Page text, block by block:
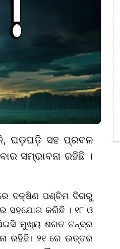
ଘଡ଼ଘଡ଼ି ସହ ପ୍ରବଳ
ସମ୍ଭାବନା ରହିଛି ।
ଦକ୍ଷିଣ ପଶ୍ଚିମ ଦିଗରୁ
ସହଯୋଗ କରିଛି । ୧୮ ଓ
ସିଇସି ମୁଖ୍ୟ ଶରତ ଚନ୍ଦ୍ର
ରହିଛି। ୨୧ ରେ ଉତ୍ତର